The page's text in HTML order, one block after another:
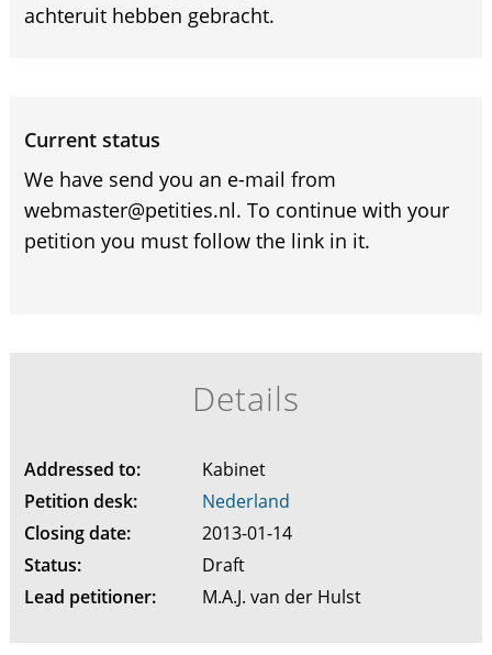
achteruit hebben gebracht.
Current status
We have send you an e-mail from
webmaster@petities.nl. To continue with your
petition you must follow the link in it.
Details
Addressed to:
Kabinet
Petition desk:
Nederland
Closing date:
2013-01-14
Status:
Draft
Lead petitioner:
M.A.J. van der Hulst